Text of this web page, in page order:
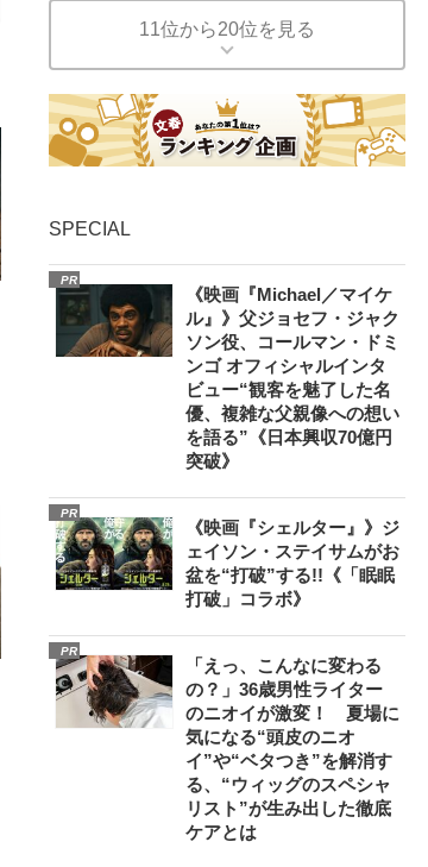
11位から20位を見る
SPECIAL
PR
《映画『Michael／マイケ
ル』》父ジョセフ・ジャク
ソン役、コールマン・ドミ
ンゴ オフィシャルインタ
ビュー“観客を魅了した名
優、複雑な父親像への想い
を語る”《日本興収70億円
突破》
PR
《映画『シェルター』》ジ
ェイソン・ステイサムがお
盆を“打破”する!!《「眠眠
打破」コラボ》
PR
「えっ、こんなに変わる
の？」36歳男性ライター
のニオイが激変！ 夏場に
気になる“頭皮のニオ
イ”や“ベタつき”を解消す
る、“ウィッグのスペシャ
リスト”が生み出した徹底
ケアとは